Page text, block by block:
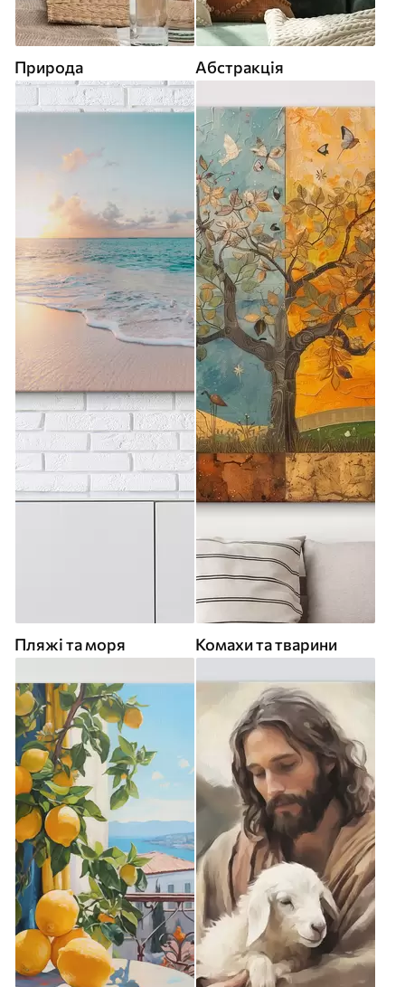
Природа Абстракція
Пляжі та моря Комахи та тварини